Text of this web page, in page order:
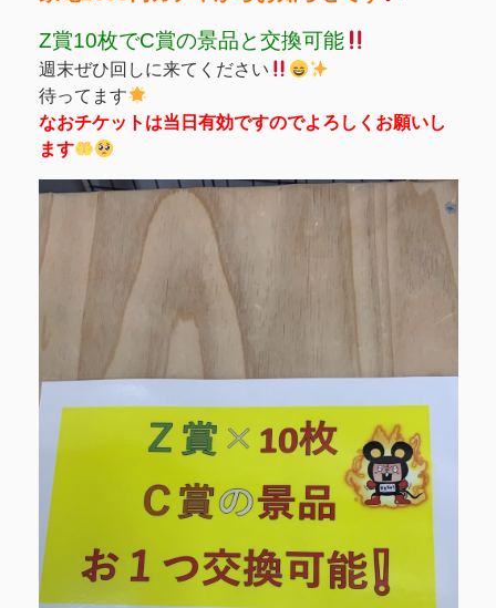
Z賞10枚でC賞の景品と交換可能
週末ぜひ回しに来てください
待ってます
なおチケットは当日有効ですのでよろしくお願いし
ます